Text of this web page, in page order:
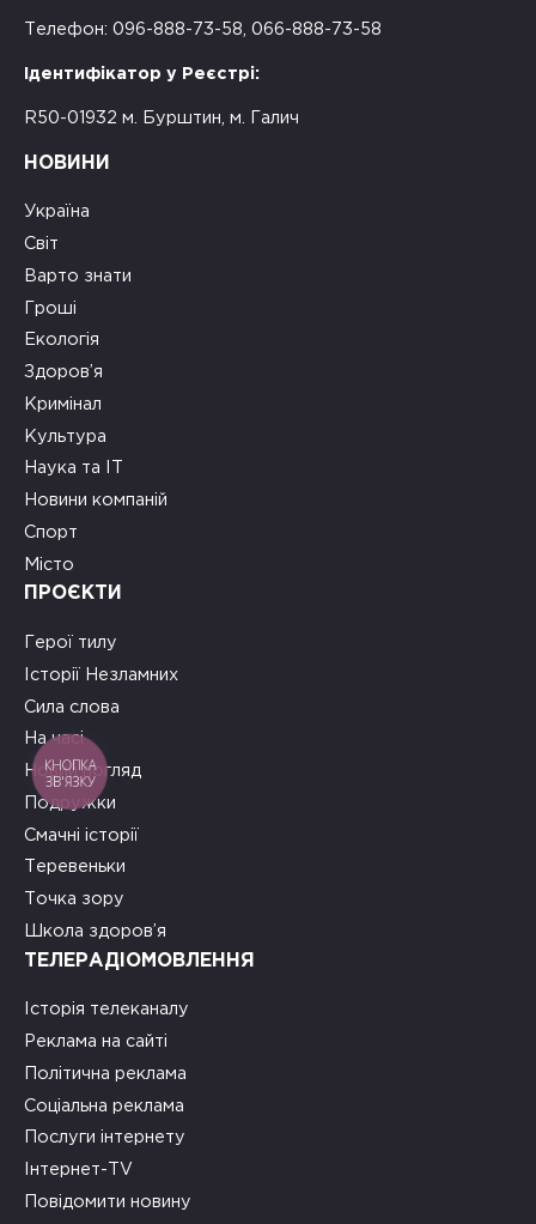
Телефон: 096-888-73-58, 066-888-73-58
Ідентифікатор у Реєстрі:
R50-01932 м. Бурштин, м. Галич
НОВИНИ
Україна
Світ
Варто знати
Гроші
Екологія
Здоров’я
Кримінал
Культура
Наука та ІТ
Новини компаній
Спорт
Місто
ПРОЄКТИ
Герої тилу
Історії Незламних
Сила слова
На часі
Новий погляд
Подружки
Смачні історії
Теревеньки
Точка зору
Школа здоров’я
ТЕЛЕРАДІОМОВЛЕННЯ
Історія телеканалу
Реклама на сайті
Політична реклама
Соціальна реклама
Послуги інтернету
Інтернет-TV
Повідомити новину
КНОПКА
ЗВ'ЯЗКУ